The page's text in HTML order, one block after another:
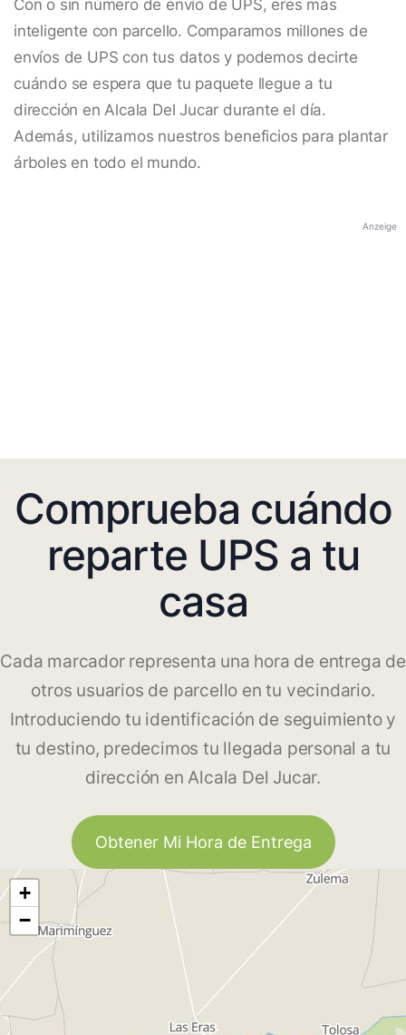
Con o sin número de envío de UPS, eres más
inteligente con parcello. Comparamos millones de
envíos de UPS con tus datos y podemos decirte
cuándo se espera que tu paquete llegue a tu
dirección en Alcala Del Jucar durante el día.
Además, utilizamos nuestros beneficios para plantar
árboles en todo el mundo.
Anzeige
Comprueba cuándo
reparte UPS a tu
casa
Cada marcador representa una hora de entrega de
otros usuarios de parcello en tu vecindario.
Introduciendo tu identificación de seguimiento y
tu destino, predecimos tu llegada personal a tu
dirección en Alcala Del Jucar.
Obtener Mi Hora de Entrega
+
−